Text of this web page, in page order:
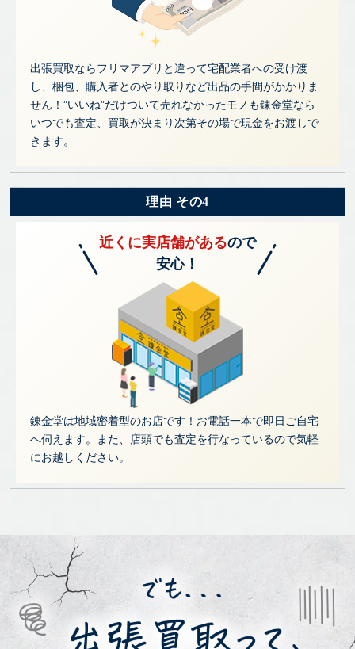
出張買取ならフリマアプリと違って宅配業者への受け渡
し、梱包、購入者とのやり取りなど出品の手間がかかりま
せん！”いいね”だけついて売れなかったモノも錬金堂なら
いつでも査定、買取が決まり次第その場で現金をお渡しで
きます。
理由 その4
近くに実店舗があるので
安心！
錬金堂は地域密着型のお店です！お電話一本で即日ご自宅
へ伺えます。また、店頭でも査定を行なっているので気軽
にお越しください。